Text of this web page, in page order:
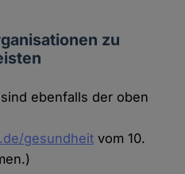
zu
ebenfalls der oben
gesundheit vom 10.